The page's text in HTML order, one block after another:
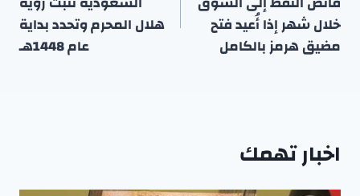
خلال شهر إذا أُعيد فتح
مضيق هرمز بالكامل
هلال المحرم وتحدد بداية
عام 1448هـ
اخبار تهمك